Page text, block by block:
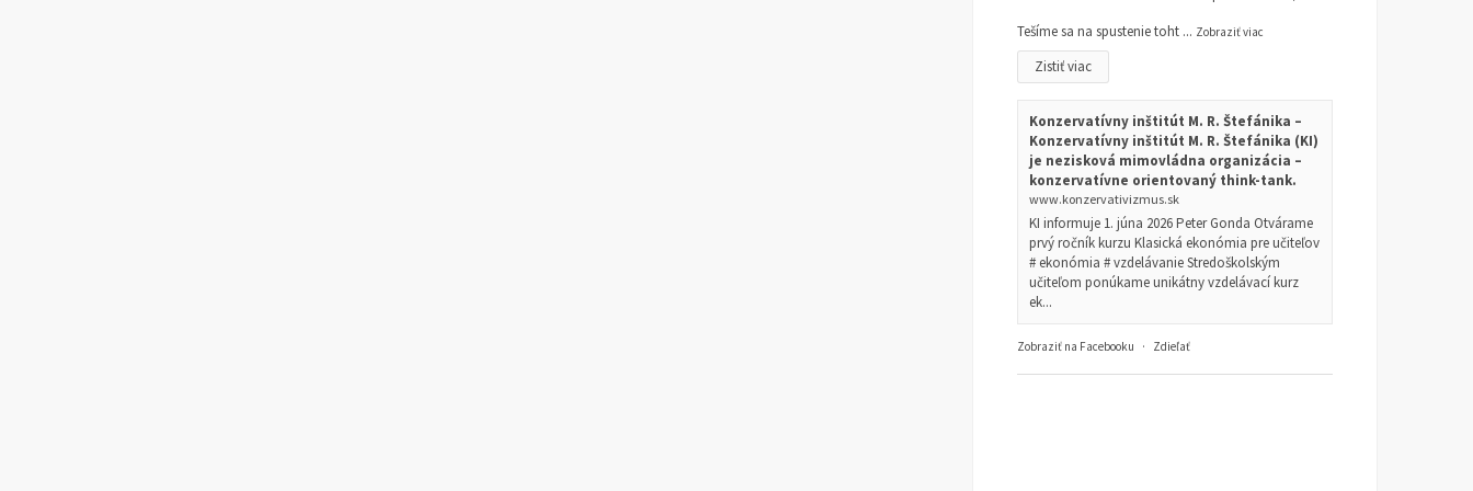
Tešíme sa na spustenie toht ... Zobraziť viac
Zistiť viac
Konzervatívny inštitút M. R. Štefánika –
Konzervatívny inštitút M. R. Štefánika (KI)
je nezisková mimovládna organizácia –
konzervatívne orientovaný think-tank.
www.konzervativizmus.sk
KI informuje 1. júna 2026 Peter Gonda Otvárame
prvý ročník kurzu Klasická ekonómia pre učiteľov
# ekonómia # vzdelávanie Stredoškolským
učiteľom ponúkame unikátny vzdelávací kurz
ek...
Zobraziť na Facebooku · Zdieľať